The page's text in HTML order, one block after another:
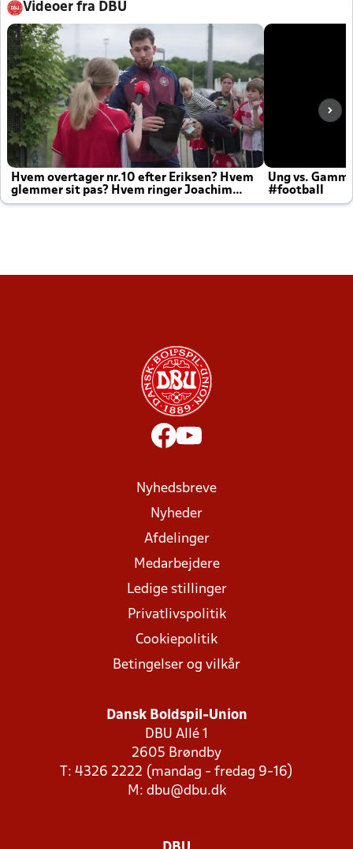
Videoer fra DBU
Hvem overtager nr.10 efter Eriksen? Hvem
glemmer sit pas? Hvem ringer Joachim
altid til efter kampe?
Ung vs.
#football
Nyhedsbreve
Nyheder
Afdelinger
Medarbejdere
Ledige stillinger
Privatlivspolitik
Cookiepolitik
Betingelser og vilkår
Dansk Boldspil-Union
DBU Allé 1
2605 Brøndby
T: 4326 2222 (mandag - fredag 9-16)
M: dbu@dbu.dk